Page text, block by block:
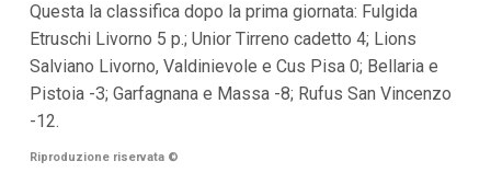
Questa la classifica dopo la prima giornata: Fulgida
Etruschi Livorno 5 p.; Unior Tirreno cadetto 4; Lions
Salviano Livorno, Valdinievole e Cus Pisa 0; Bellaria e
Pistoia -3; Garfagnana e Massa -8; Rufus San Vincenzo
-12.
Riproduzione riservata ©